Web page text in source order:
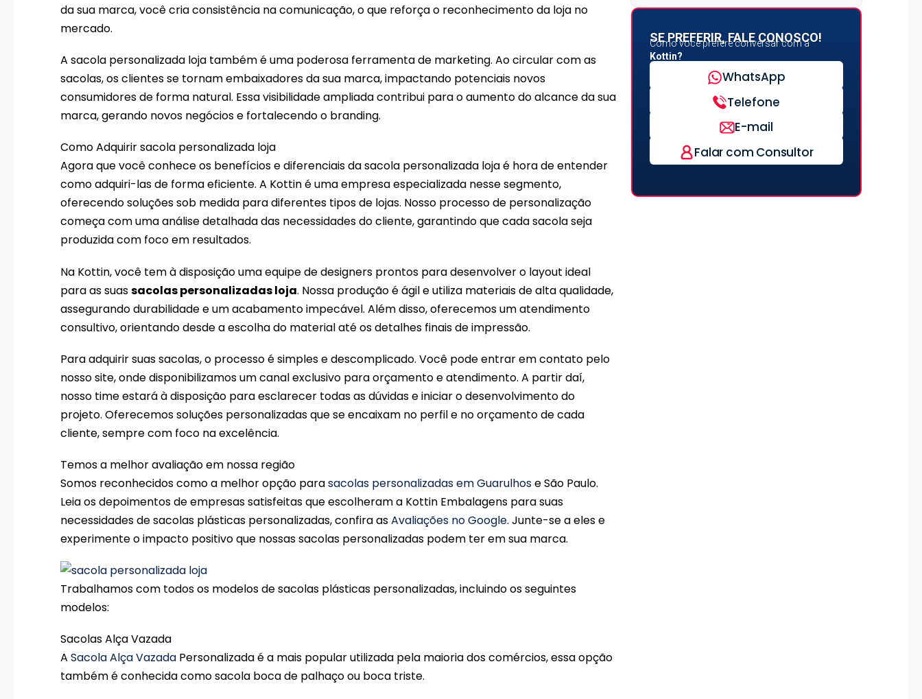
da sua marca, você cria consistência na comunicação, o que reforça o reconhecimento da loja no
mercado.
A sacola personalizada loja também é uma poderosa ferramenta de marketing. Ao circular com as
sacolas, os clientes se tornam embaixadores da sua marca, impactando potenciais novos
consumidores de forma natural. Essa visibilidade ampliada contribui para o aumento do alcance da sua
marca, gerando novos negócios e fortalecendo o branding.
Como Adquirir sacola personalizada loja
Agora que você conhece os benefícios e diferenciais da sacola personalizada loja é hora de entender
como adquiri-las de forma eficiente. A Kottin é uma empresa especializada nesse segmento,
oferecendo soluções sob medida para diferentes tipos de lojas. Nosso processo de personalização
começa com uma análise detalhada das necessidades do cliente, garantindo que cada sacola seja
produzida com foco em resultados.
Na Kottin, você tem à disposição uma equipe de designers prontos para desenvolver o layout ideal
para as suassacolas personalizadas loja. Nossa produção é ágil e utiliza materiais de alta qualidade,
assegurando durabilidade e um acabamento impecável. Além disso, oferecemos um atendimento
consultivo, orientando desde a escolha do material até os detalhes finais de impressão.
Para adquirir suas sacolas, o processo é simples e descomplicado. Você pode entrar em contato pelo
nosso site, onde disponibilizamos um canal exclusivo para orçamento e atendimento. A partir daí,
nosso time estará à disposição para esclarecer todas as dúvidas e iniciar o desenvolvimento do
projeto. Oferecemos soluções personalizadas que se encaixam no perfil e no orçamento de cada
cliente, sempre com foco na excelência.
Temos a melhor avaliação em nossa região
Somos reconhecidos como a melhor opção parasacolas personalizadas em Guarulhose São Paulo.
Leia os depoimentos de empresas satisfeitas que escolheram a Kottin Embalagens para suas
necessidades de sacolas plásticas personalizadas, confira asAvaliações no Google. Junte-se a eles e
experimente o impacto positivo que nossas sacolas personalizadas podem ter em sua marca.
Trabalhamos com todos os modelos de sacolas plásticas personalizadas, incluindo os seguintes
modelos:
Sacolas Alça Vazada
A Sacola Alça Vazada Personalizada é a mais popular utilizada pela maioria dos comércios, essa opção
também é conhecida como sacola boca de palhaço ou boca triste.
SE PREFERIR, FALE CONOSCO!
Como você prefere conversar com a
Kottin?
WhatsApp
Telefone
E-mail
Falar com Consultor